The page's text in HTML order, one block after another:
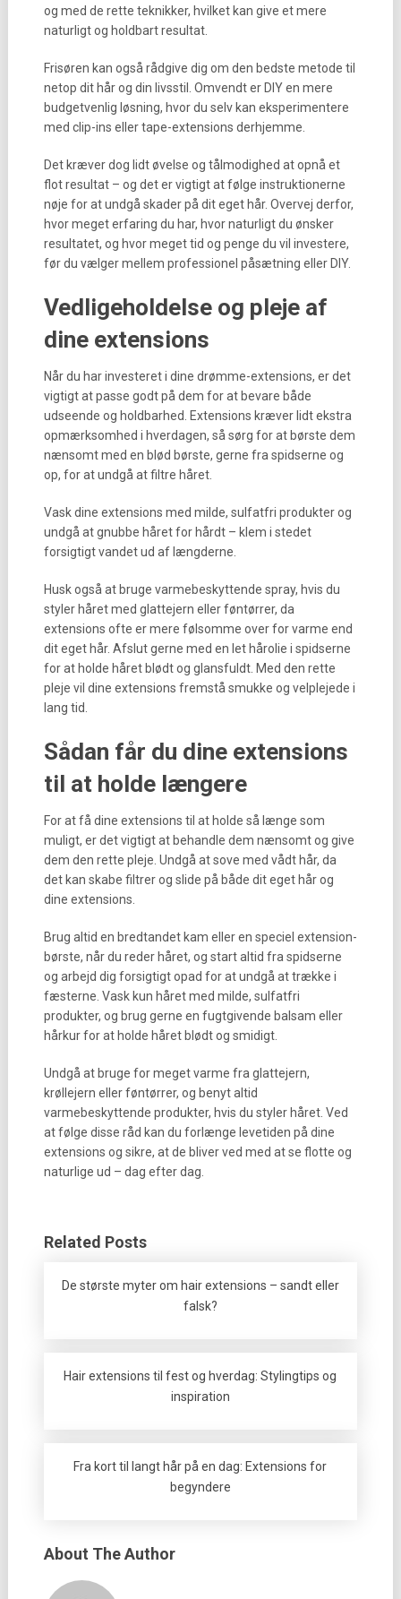
og med de rette teknikker, hvilket kan give et mere
naturligt og holdbart resultat.
Frisøren kan også rådgive dig om den bedste metode til
netop dit hår og din livsstil. Omvendt er DIY en mere
budgetvenlig løsning, hvor du selv kan eksperimentere
med clip-ins eller tape-extensions derhjemme.
Det kræver dog lidt øvelse og tålmodighed at opnå et
flot resultat – og det er vigtigt at følge instruktionerne
nøje for at undgå skader på dit eget hår. Overvej derfor,
hvor meget erfaring du har, hvor naturligt du ønsker
resultatet, og hvor meget tid og penge du vil investere,
før du vælger mellem professionel påsætning eller DIY.
Vedligeholdelse og pleje af
dine extensions
Når du har investeret i dine drømme-extensions, er det
vigtigt at passe godt på dem for at bevare både
udseende og holdbarhed. Extensions kræver lidt ekstra
opmærksomhed i hverdagen, så sørg for at børste dem
nænsomt med en blød børste, gerne fra spidserne og
op, for at undgå at filtre håret.
Vask dine extensions med milde, sulfatfri produkter og
undgå at gnubbe håret for hårdt – klem i stedet
forsigtigt vandet ud af længderne.
Husk også at bruge varmebeskyttende spray, hvis du
styler håret med glattejern eller føntørrer, da
extensions ofte er mere følsomme over for varme end
dit eget hår. Afslut gerne med en let hårolie i spidserne
for at holde håret blødt og glansfuldt. Med den rette
pleje vil dine extensions fremstå smukke og velplejede i
lang tid.
Sådan får du dine extensions
til at holde længere
For at få dine extensions til at holde så længe som
muligt, er det vigtigt at behandle dem nænsomt og give
dem den rette pleje. Undgå at sove med vådt hår, da
det kan skabe filtrer og slide på både dit eget hår og
dine extensions.
Brug altid en bredtandet kam eller en speciel extension-
børste, når du reder håret, og start altid fra spidserne
og arbejd dig forsigtigt opad for at undgå at trække i
fæsterne. Vask kun håret med milde, sulfatfri
produkter, og brug gerne en fugtgivende balsam eller
hårkur for at holde håret blødt og smidigt.
Undgå at bruge for meget varme fra glattejern,
krøllejern eller føntørrer, og benyt altid
varmebeskyttende produkter, hvis du styler håret. Ved
at følge disse råd kan du forlænge levetiden på dine
extensions og sikre, at de bliver ved med at se flotte og
naturlige ud – dag efter dag.
Related Posts
De største myter om hair extensions – sandt eller
falsk?
Hair extensions til fest og hverdag: Stylingtips og
inspiration
Fra kort til langt hår på en dag: Extensions for
begyndere
About The Author